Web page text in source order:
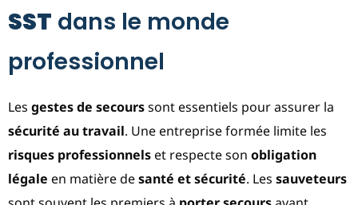
SST dans le monde
professionnel
Les gestes de secourssont essentiels pour assurer la
sécurité au travail. Une entreprise formée limite les
risques professionnels et respecte son obligation
légale en matière desanté et sécurité. Les sauveteurs